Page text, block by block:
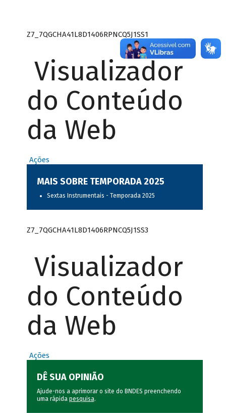
Z7_7QGCHA41L8D1406RPNCQ5J1SS1
Visualizador
do Conteúdo
da Web
Ações
MAIS SOBRE TEMPORADA 2025
Sextas Instrumentais - Temporada 2025
Z7_7QGCHA41L8D1406RPNCQ5J1SS3
Visualizador
do Conteúdo
da Web
Ações
DÊ SUA OPINIÃO
Ajude-nos a aprimorar o site do BNDES preenchendo
uma rápida pesquisa.